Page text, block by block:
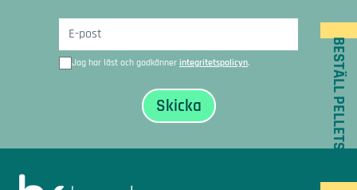
BESTÄLL PELLETS
Jag har läst och godkänner integritetspolicyn.
Sidfot